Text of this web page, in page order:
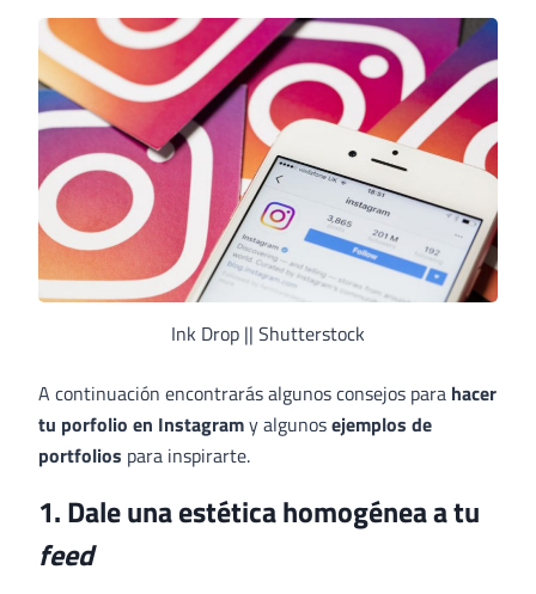
Ink Drop || Shutterstock
A continuación encontrarás algunos consejos para hacer
tu porfolio en Instagramy algunosejemplos de
portfolios para inspirarte.
1. Dale una estética homogénea a tu
feed